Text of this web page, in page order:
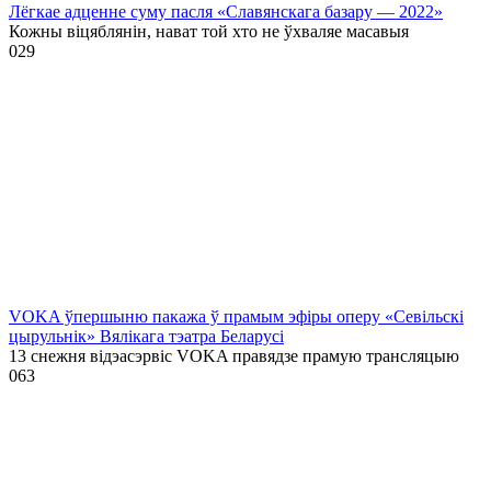
Лёгкае адценне суму пасля «Славянскага базару — 2022»
Кожны віцяблянін, нават той хто не ўхваляе масавыя
029
VOKA ўпершыню пакажа ў прамым эфіры оперу «Севільскі
цырульнік» Вялікага тэатра Беларусі
13 снежня відэасэрвіс VOKA правядзе прамую трансляцыю
063